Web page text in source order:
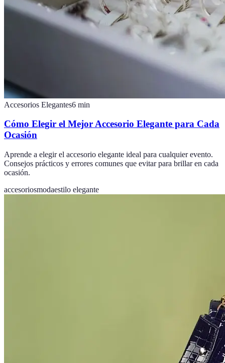
Accesorios Elegantes6 min
Cómo Elegir el Mejor Accesorio Elegante para Cada
Ocasión
Aprende a elegir el accesorio elegante ideal para cualquier evento.
Consejos prácticos y errores comunes que evitar para brillar en cada
ocasión.
accesoriosmodaestilo elegante